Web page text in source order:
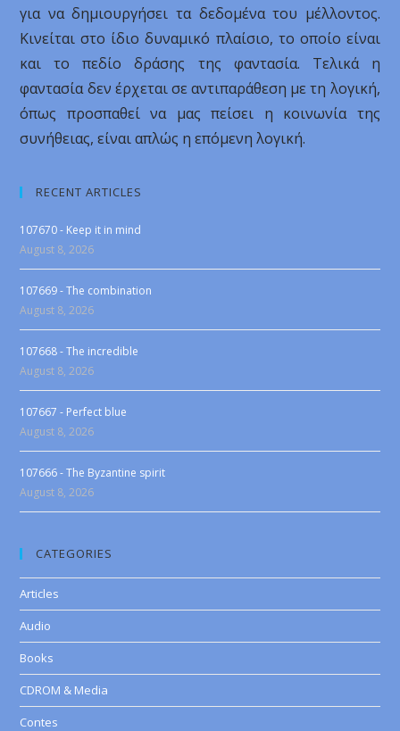
για να δημιουργήσει τα δεδομένα του μέλλοντος.
Κινείται στο ίδιο δυναμικό πλαίσιο, το οποίο είναι
και το πεδίο δράσης της φαντασία. Τελικά η
φαντασία δεν έρχεται σε αντιπαράθεση με τη λογική,
όπως προσπαθεί να μας πείσει η κοινωνία της
συνήθειας, είναι απλώς η επόμενη λογική.
RECENT ARTICLES
107670 - Keep it in mind
August 8, 2026
107669 - The combination
August 8, 2026
107668 - The incredible
August 8, 2026
107667 - Perfect blue
August 8, 2026
107666 - The Byzantine spirit
August 8, 2026
CATEGORIES
Articles
Audio
Books
CDROM & Media
Contes